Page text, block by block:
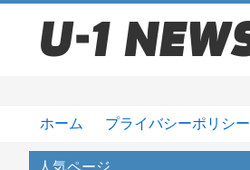
ホーム プライバシーポリシー
人気ページ